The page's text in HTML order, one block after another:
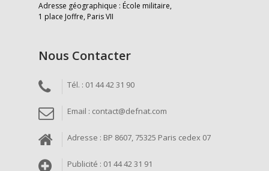
Adresse géographique : École militaire,
1 place Joffre, Paris VII
Nous Contacter
Tél. : 01 44 42 31 90
Email : contact@defnat.com
Adresse : BP 8607, 75325 Paris cedex 07
Publicité : 01 44 42 31 91